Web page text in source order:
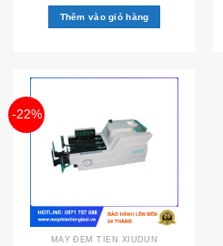
Thêm vào giỏ hàng
-22%
MÁY ĐẾM TIỀN XIUDUN